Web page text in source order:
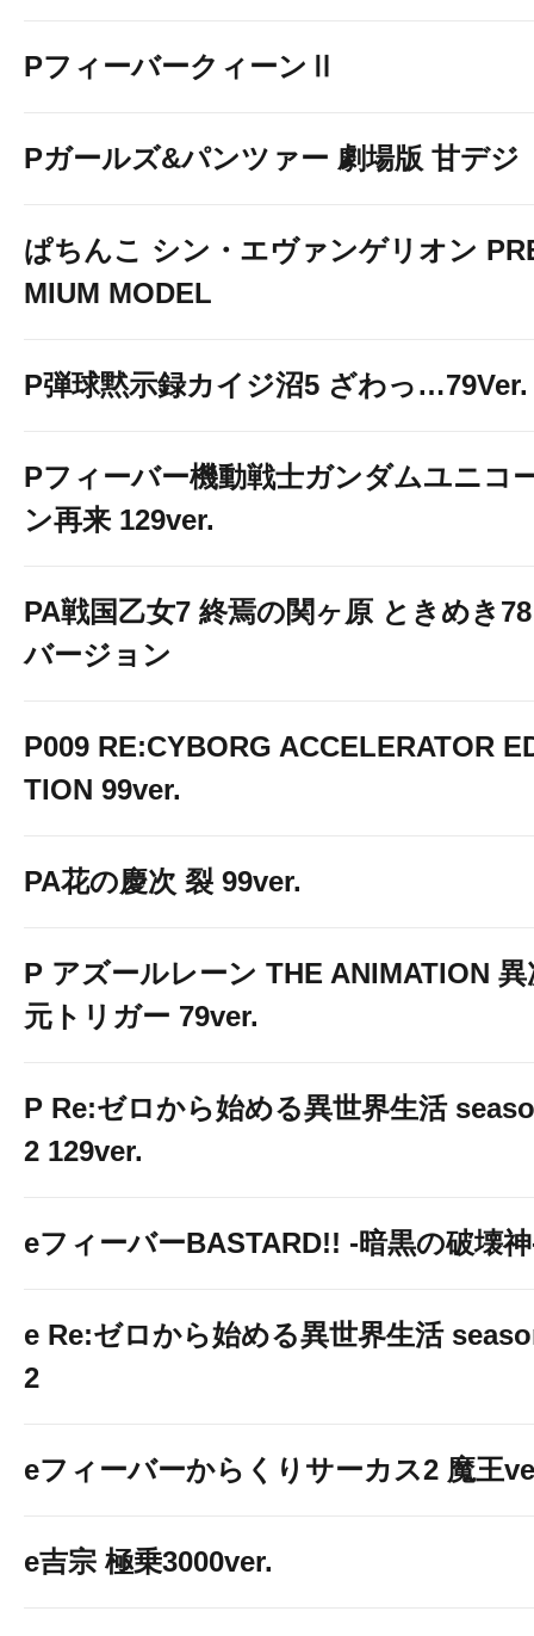
PフィーバークィーンⅡ
Pガールズ&パンツァー 劇場版 甘デジ
ぱちんこ シン・エヴァンゲリオン
MIUM MODEL
P弾球黙示録カイジ沼5 ざわっ…79Ver.
Pフィーバー機動戦士ガンダムユニコ
ン再来 129ver.
PA戦国乙女7 終焉の関ヶ原 ときめき78
バージョン
P009 RE:CYBORG ACCELERATOR
TION 99ver.
PA花の慶次 裂 99ver.
P アズールレーン THE ANIMATION 異
元トリガー 79ver.
P Re:ゼロから始める異世界生活
2 129ver.
eフィーバーBASTARD!! -暗黒の破壊
e Re:ゼロから始める異世界生活
2
eフィーバーからくりサーカス2 魔王
e吉宗 極乗3000ver.